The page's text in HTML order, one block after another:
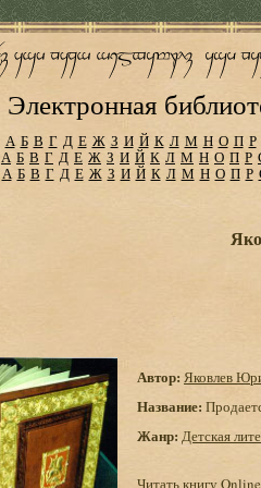
Электронная
А Б В Г Д Е Ж З И Й К Л М Н О П Р
А Б В Г Д Е Ж З И Й К Л М Н О П Р
А Б В Г Д Е Ж З И Й К Л М Н О П Р
Автор: Яковлев
Название:
Жанр: Детская
Читать книгу Online